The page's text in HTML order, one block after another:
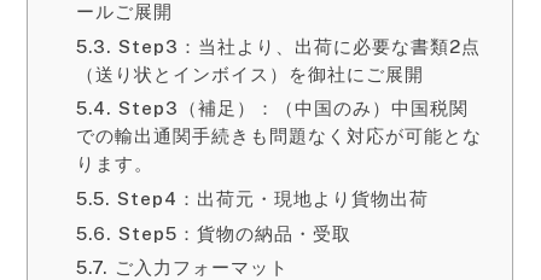
ールご展開
Step3：当社より、出荷に必要な書類2点
（送り状とインボイス）を御社にご展開
Step3（補足）：（中国のみ）中国税関
での輸出通関手続きも問題なく対応が可能とな
ります。
Step4：出荷元・現地より貨物出荷
Step5：貨物の納品・受取
ご入力フォーマット